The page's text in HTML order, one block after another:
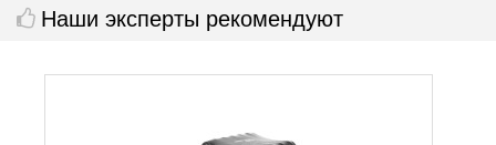
Наши эксперты рекомендуют